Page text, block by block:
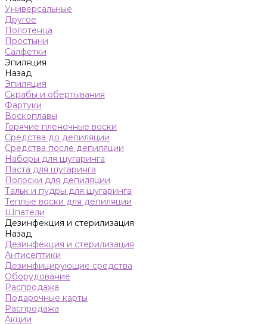
Универсальные
Другое
Полотенца
Простыни
Салфетки
Эпиляция
Назад
Эпиляция
Скрабы и обертывания
Фартуки
Воскоплавы
Горячие пленочные воски
Средства до депиляции
Средства после депиляции
Наборы для шугаринга
Паста для шугаринга
Полоски для депиляции
Тальк и пудры для шугаринга
Теплые воски для депиляции
Шпатели
Дезинфекция и стерилизация
Назад
Дезинфекция и стерилизация
Антисептики
Дезинфицирующие средства
Оборудование
Распродажа
Подарочные карты
Распродажа
Акции